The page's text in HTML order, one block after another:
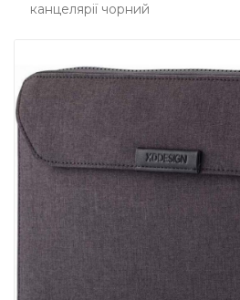
канцелярії чорний